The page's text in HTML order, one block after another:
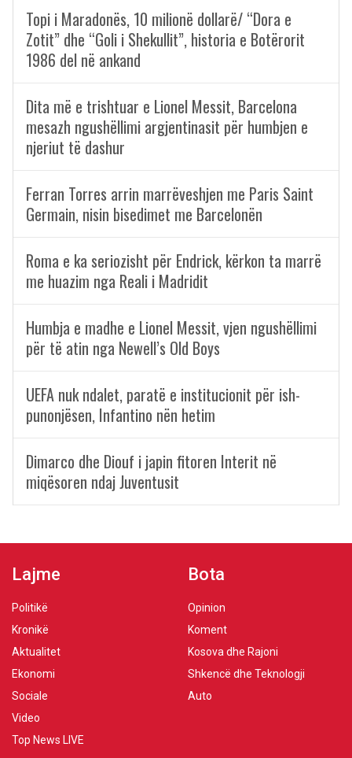
Topi i Maradonës, 10 milionë dollarë/ “Dora e
Zotit” dhe “Goli i Shekullit”, historia e Botërorit
1986 del në ankand
Dita më e trishtuar e Lionel Messit, Barcelona
mesazh ngushëllimi argjentinasit për humbjen e
njeriut të dashur
Ferran Torres arrin marrëveshjen me Paris Saint
Germain, nisin bisedimet me Barcelonën
Roma e ka seriozisht për Endrick, kërkon ta marrë
me huazim nga Reali i Madridit
Humbja e madhe e Lionel Messit, vjen ngushëllimi
për të atin nga Newell’s Old Boys
UEFA nuk ndalet, paratë e institucionit për ish-
punonjësen, Infantino nën hetim
Dimarco dhe Diouf i japin fitoren Interit në
miqësoren ndaj Juventusit
Lajme
Politikë
Kronikë
Aktualitet
Ekonomi
Sociale
Video
Top News LIVE
Bota
Opinion
Koment
Kosova dhe Rajoni
Shkencë dhe Teknologji
Auto